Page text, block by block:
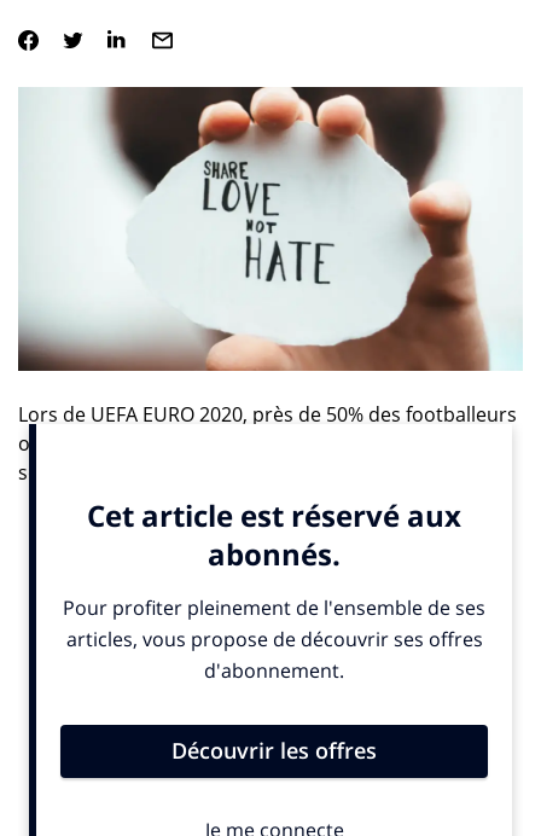
Lors de UEFA EURO 2020, près de 50% des footballeurs
ont reçu des messages de haine sur les réseaux
sociaux. La Coupe du monde féminine de la FIFA
a également révélé que plus d’une joueuse sur
cinq a été la cible de messages insultants,
discriminatoires ou menaçants (rapport de la FIFA
Une solution de protection contre les messages toxiques en
proposer aux équipes masculines, féminines et espoirs
de la Fédération française de football (FFF) ainsi qu’au
contre les messages toxiques en ligne, reçus